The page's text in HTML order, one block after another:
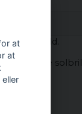
Flower Guld.
smukke
69 '.
at
at